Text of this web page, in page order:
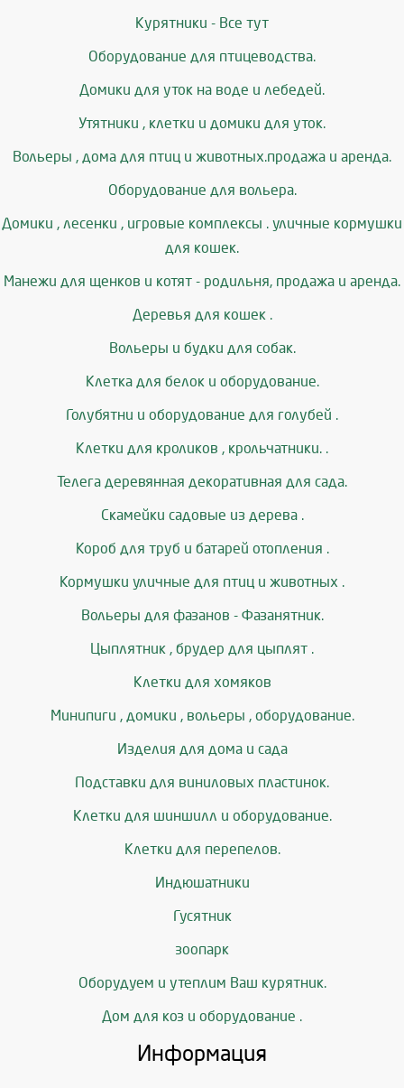
Курятники - Все тут
Оборудование для птицеводства.
Домики для уток на воде и лебедей.
Утятники , клетки и домики для уток.
Вольеры , дома для птиц и животных.продажа и аренда.
Оборудование для вольера.
Домики , лесенки , игровые комплексы . уличные кормушки
для кошек.
Манежи для щенков и котят - родильня, продажа и аренда.
Деревья для кошек .
Вольеры и будки для собак.
Клетка для белок и оборудование.
Голубятни и оборудование для голубей .
Клетки для кроликов , крольчатники. .
Телега деревянная декоративная для сада.
Скамейки садовые из дерева .
Короб для труб и батарей отопления .
Кормушки уличные для птиц и животных .
Вольеры для фазанов - Фазанятник.
Цыплятник , брудер для цыплят .
Клетки для хомяков
Минипиги , домики , вольеры , оборудование.
Изделия для дома и сада
Подставки для виниловых пластинок.
Клетки для шиншилл и оборудование.
Клетки для перепелов.
Индюшатники
Гусятник
зоопарк
Оборудуем и утеплим Ваш курятник.
Дом для коз и оборудование .
Информация